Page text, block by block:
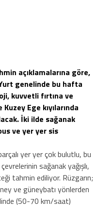
açıklamalarına göre,
genelinde bu hafta
kuvvetli fırtına ve
Ege kıyılarında
İki ilde sağanak
ve yer yer sis
yer yer çok bulutlu, bu
sağanak yağışlı,
tahmin ediliyor. Rüzgarın;
ve güneybatı yönlerden
(50-70 km/saat)